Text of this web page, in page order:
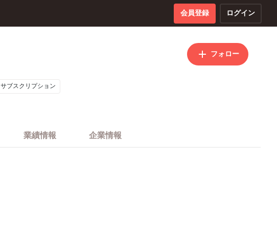
会員登録 ログイン
フォロー
サブスクリプション
業績情報 企業情報